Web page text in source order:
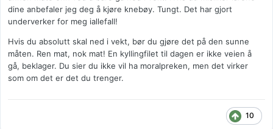
dine anbefaler jeg deg å kjøre knebøy. Tungt. Det har gjort
underverker for meg iallefall!
Hvis du absolutt skal ned i vekt, bør du gjøre det på den sunne
måten. Ren mat, nok mat! En kyllingfilet til dagen er ikke veien å
gå, beklager. Du sier du ikke vil ha moralpreken, men det virker
som om det er det du trenger.
10